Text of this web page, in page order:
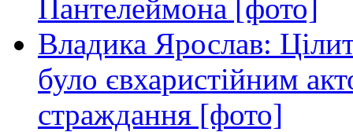
Пантелеймона [фото]
Владика Ярослав:
було євхаристійним
страждання [фото]